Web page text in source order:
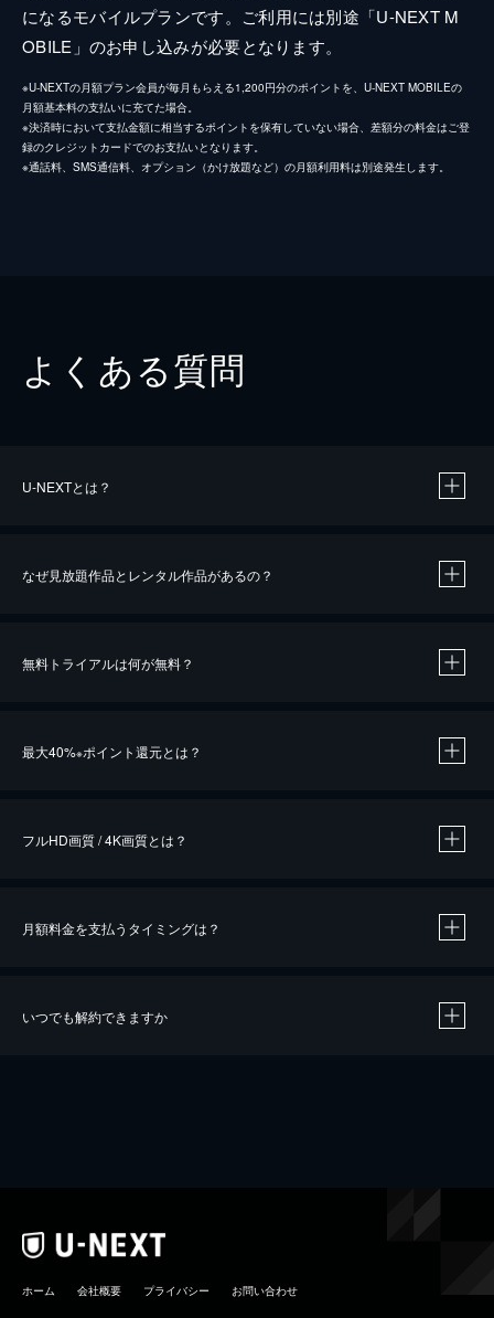
になるモバイルプランです。ご利用には別途「U-NEXT M
OBILE」のお申し込みが必要となります。
※U-NEXTの月額プラン会員が毎月もらえる1,200円分のポイントを、U-NEXT MOBILEの
月額基本料の支払いに充てた場合。
※決済時において支払金額に相当するポイントを保有していない場合、差額分の料金はご登
録のクレジットカードでのお支払いとなります。
※通話料、SMS通信料、オプション（かけ放題など）の月額利用料は別途発生します。
よくある質問
U-NEXTとは？
なぜ見放題作品とレンタル作品があるの？
無料トライアルは何が無料？
最大40%※ポイント還元とは？
※40％ポイント還元の対象は、クレジットカード決済による作品の購入 / レンタルです。
フルHD画質 / 4K画質とは？
月額料金を支払うタイミングは？
いつでも解約できますか
ホーム 会社概要 プライバシー お問い合わせ